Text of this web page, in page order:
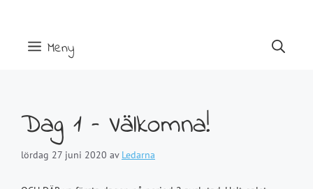
Meny
Dag 1 – Välkomna!
lördag 27 juni 2020 av Ledarna